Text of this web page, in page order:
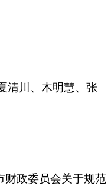
清川 、 木明慧、 张
财政委员会关于规范